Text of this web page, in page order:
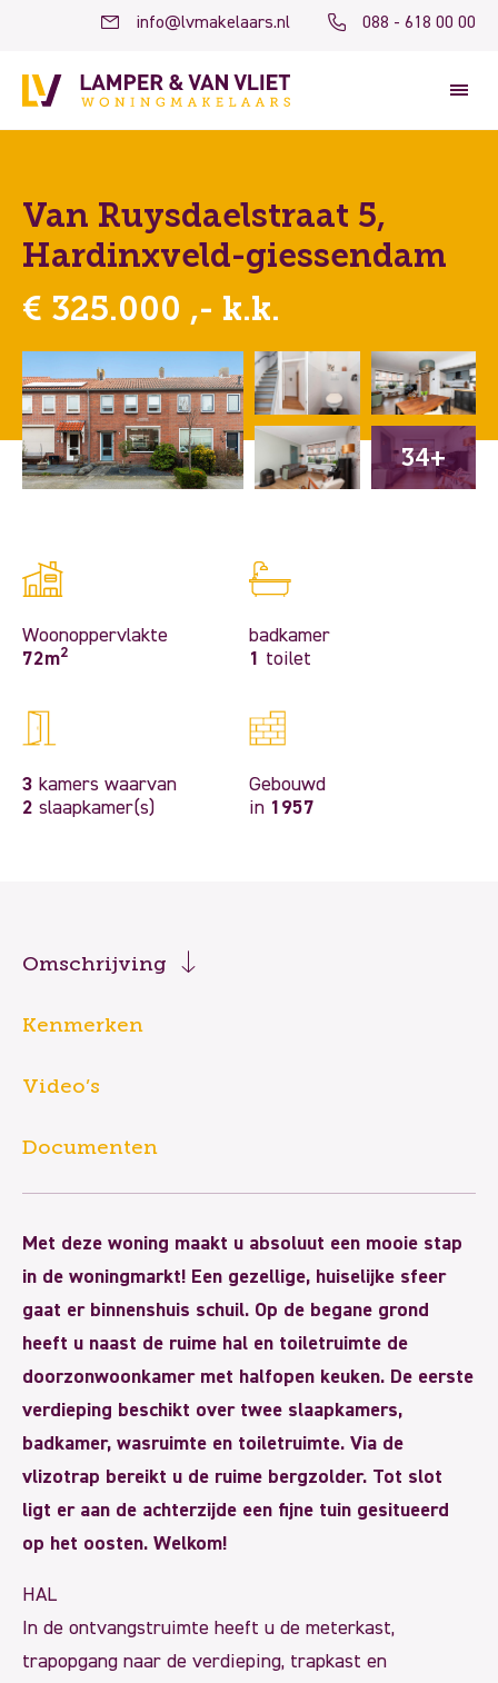
info@lvmakelaars.nl 088 - 618 00 00
Van Ruysdaelstraat 5,
Hardinxveld-giessendam
€ 325.000 ,- k.k.
34+
Woonoppervlakte
72m2
badkamer
1
toilet
3 kamers waarvan
2 slaapkamer(s)
Gebouwd
in 1957
Omschrijving
Kenmerken
Video’s
Documenten
Met deze woning maakt u absoluut een mooie stap
in de woningmarkt! Een gezellige, huiselijke sfeer
gaat er binnenshuis schuil. Op de begane grond
heeft u naast de ruime hal en toiletruimte de
doorzonwoonkamer met halfopen keuken. De eerste
verdieping beschikt over twee slaapkamers,
badkamer, wasruimte en toiletruimte. Via de
vlizotrap bereikt u de ruime bergzolder. Tot slot
ligt er aan de achterzijde een fijne tuin gesitueerd
op het oosten. Welkom!
HAL
In de ontvangstruimte heeft u de meterkast,
trapopgang naar de verdieping, trapkast en